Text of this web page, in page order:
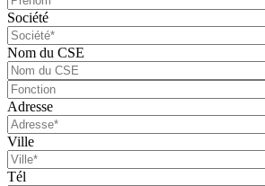
Société
Nom du CSE
Adresse
Ville
Tél